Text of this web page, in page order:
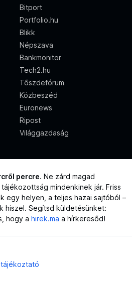
Bitport
Portfolio.hu
Blikk
Népszava
Bankmonitor
Tech2.hu
Tőszdefórum
Közbeszéd
Euronews
Ripost
Világgazdaság
percre. Ne zárd magad
mindenkinek jár. Friss
egy helyen, a teljes hazai sajtóból –
hiszel. Segítsd küldetésünket:
hogy a hirek.ma a hírkeresőd!